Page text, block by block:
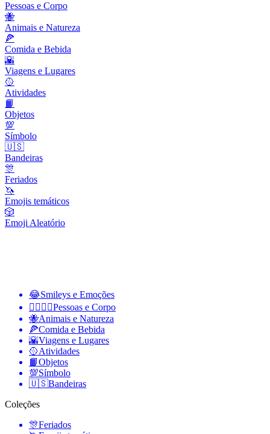
Pessoas e Corpo
🐝
Animais e Natureza
🍕
Comida e Bebida
🌇
Viagens e Lugares
🥎
Atividades
📙
Objetos
💯
Símbolo
🇺🇸
Bandeiras
🎊
Feriados
🦄
Emojis temáticos
🎲
Emoji Aleatório
😂Smileys e Emoções
👩‍❤️‍💋‍👨Pessoas e Corpo
🐝Animais e Natureza
🍕Comida e Bebida
🌇Viagens e Lugares
🥎Atividades
📙Objetos
💯Símbolo
🇺🇸Bandeiras
Coleções
🎊Feriados